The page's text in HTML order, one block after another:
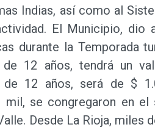
Indias, así como al
El Municipio, dio
durante la Temporada
12 años, tendrá un
de 12 años, será de $
se congregaron en el
Desde La Rioja, miles